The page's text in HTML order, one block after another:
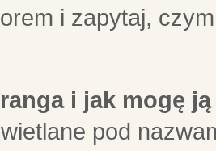
i zapytaj,
i jak mogę
pod